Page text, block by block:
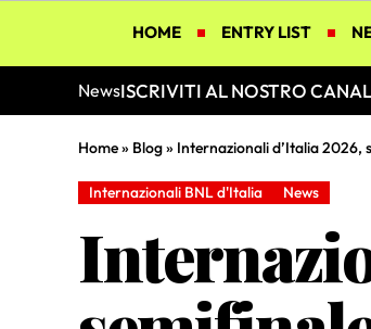
HOME ENTRY LIST
NewsISCRIVITI AL NOSTRO
Home» Blog» Internazionali d’Italia 2026,
Internazionali BNL d'Italia News